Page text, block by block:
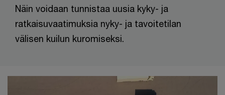
Näin voidaan tunnistaa uusia kyky- ja
ratkaisuvaatimuksia nyky- ja tavoitetilan
välisen kuilun kuromiseksi.